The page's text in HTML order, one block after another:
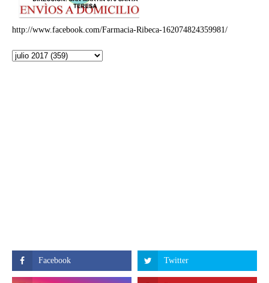
http://www.facebook.com/Farmacia-Ribeca-162074824359981/